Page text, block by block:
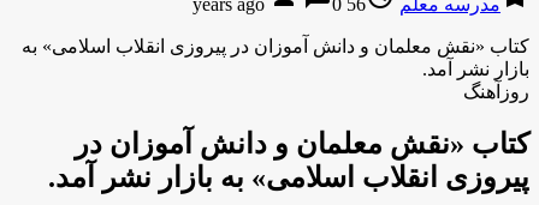
کتاب «نقش معلمان و دانش آموزان در پیروزی انقلاب اسلامی» به
بازار نشر آمد.
روزآهنگ
کتاب «نقش معلمان و دانش آموزان در
پیروزی انقلاب اسلامی» به بازار نشر آمد.